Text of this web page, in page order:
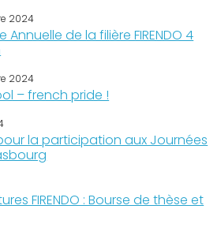
2024
de la filière FIRENDO 4
2024
– french pride !
la participation aux Journées
FIRENDO : Bourse de thèse et